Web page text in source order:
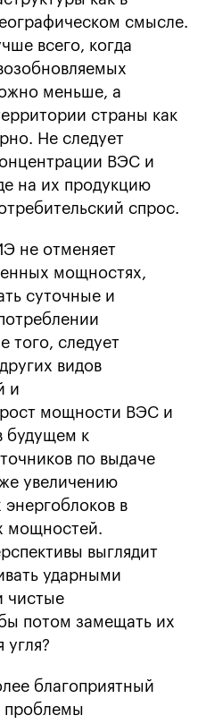
смысле.
всего, когда
меньше, а
страны как
Не следует
ВЭС и
на их продукцию
спрос.
не отменяет
мощностях,
суточные и
того, следует
видов
и
мощности ВЭС и
будущем к
по выдаче
увеличению
в
мощностей.
выглядит
ударными
чистые
потом замещать их
угля?
благоприятный
проблемы